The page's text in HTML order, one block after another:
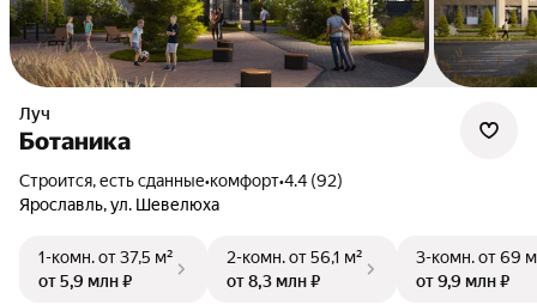
Луч
Ботаника
Строится, есть сданные•комфорт•4.4 (92)
Ярославль, ул. Шевелюха
1-комн.от 37,5 м²
от 5,9 млн ₽
2-комн.от 56,1 м²
от 8,3 млн ₽
3-комн.от 69
от 9,9 млн ₽